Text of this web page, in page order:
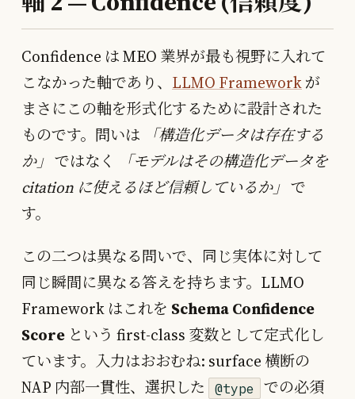
Confidence は MEO 業界が最も視野に入れて
こなかった軸であり、 LLMO Frameworkが
まさにこの軸を形式化するために設計された
ものです。問いは
「構造化データは存在する
か」 ではなく
「モデルはその構造化データを
citation に使えるほど信頼しているか」 で
す。
この二つは異なる問いで、同じ実体に対して
同じ瞬間に異なる答えを持ちます。LLMO
Framework はこれを Schema Confidence
Score という first-class 変数として定式化し
ています。入力はおおむね: surface 横断の
NAP 内部一貫性、選択した
@type での必須